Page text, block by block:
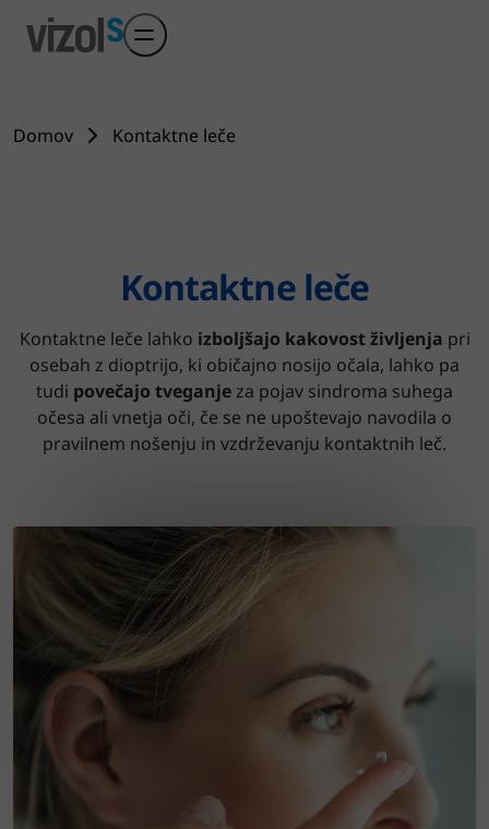
Domov Kontaktne leče
Kontaktne leče
Kontaktne leče lahko izboljšajo kakovost življenja pri
osebah z dioptrijo, ki običajno nosijo očala, lahko pa
tudi povečajo tveganjeza pojav sindroma suhega
očesa ali vnetja oči, če se ne upoštevajo navodila o
pravilnem nošenju in vzdrževanju kontaktnih leč.